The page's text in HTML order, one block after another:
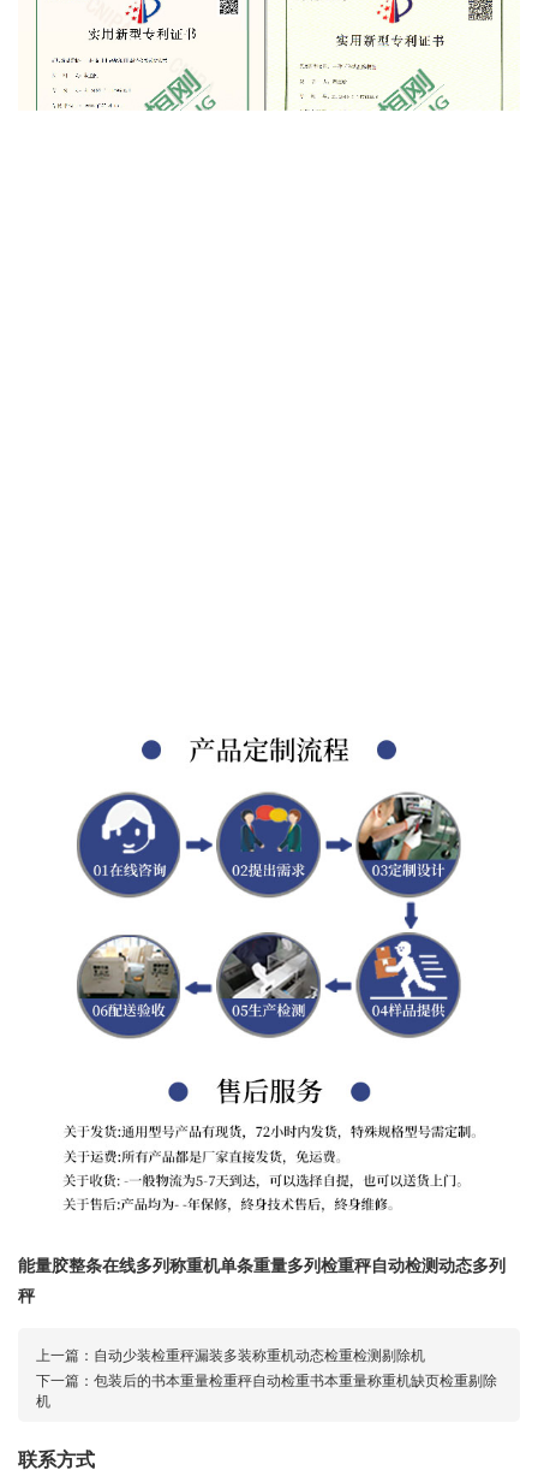
能量胶整条在线多列称重机单条重量多列检重秤自动检测动态多列
秤
上一篇： 自动少装检重秤漏装多装称重机动态检重检测剔除机
下一篇： 包装后的书本重量检重秤自动检重书本重量称重机缺页检重剔除
机
联系方式